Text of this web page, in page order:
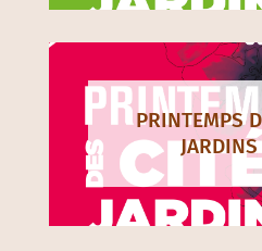
PRINTEMPS